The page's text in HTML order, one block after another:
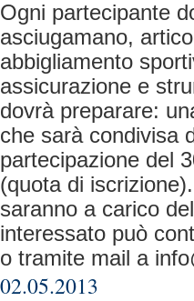
Ogni partecipante
asciugamano,
abbigliamento
assicurazione e
dovrà preparare:
che sarà condivisa
partecipazione del
(quota di
saranno a carico
interessato può
o tramite mail a
02.05.2013